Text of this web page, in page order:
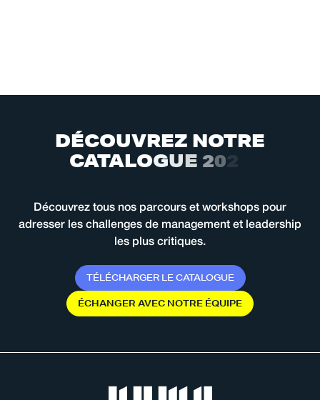
DÉCOUVREZ NOTRE
CATALOGUE 20
Découvrez tous nos parcours et workshops pour
adresser les challenges de management et leadership
les plus critiques.
TÉLÉCHARGER LE CATALOGUE
ÉCHANGERAVEC NOTRE ÉQUIPE